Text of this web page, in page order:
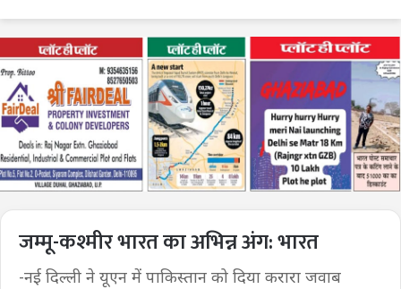
जम्मू-कश्मीर भारत का अभिन्न अंग: भारत
-नई दिल्ली ने यूएन में पाकिस्तान को दिया करारा जवाब